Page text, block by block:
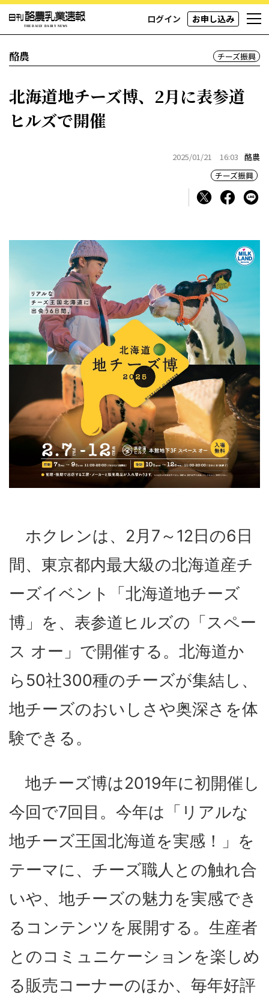
ログイン お申し込み
酪農 チーズ振興
北海道地チーズ博、2月に表参道
ヒルズで開催
2025/01/21 16:03 酪農
チーズ振興
ホクレンは、2月7～12日の6日
間、東京都内最大級の北海道産チ
ーズイベント「北海道地チーズ
博」を、表参道ヒルズの「スペー
ス オー」で開催する。北海道か
ら50社300種のチーズが集結し、
地チーズのおいしさや奥深さを体
験できる。
地チーズ博は2019年に初開催し
今回で7回目。今年は「リアルな
地チーズ王国北海道を実感！」を
テーマに、チーズ職人との触れ合
いや、地チーズの魅力を実感でき
るコンテンツを展開する。生産者
とのコミュニケーションを楽しめ
る販売コーナーのほか、毎年好評